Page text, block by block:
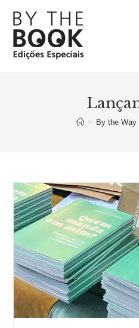
para
conteúdo
> By the Way